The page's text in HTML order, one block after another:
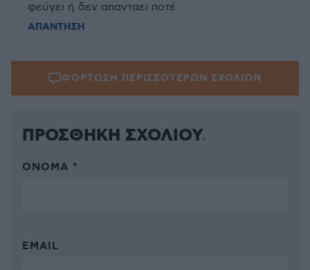
φεύγει ή δεν απανταει ποτέ
ΑΠΑΝΤΗΣΗ
ΦΟΡΤΩΣΗ ΠΕΡΙΣΣΟΤΕΡΩΝ ΣΧΟΛΙΩΝ
ΠΡΟΣΘΗΚΗ ΣΧΟΛΙΟΥ
ΌΝΟΜΑ *
EMAIL